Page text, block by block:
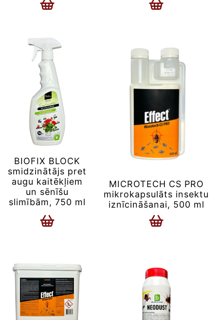
BIOFIX BLOCK
smidzinātājs pret
augu kaitēkļiem
un sēnīšu
slimībām, 750 ml
MICROTECH CS PRO
mikrokapsulāts insektu
iznīcināšanai, 500 ml